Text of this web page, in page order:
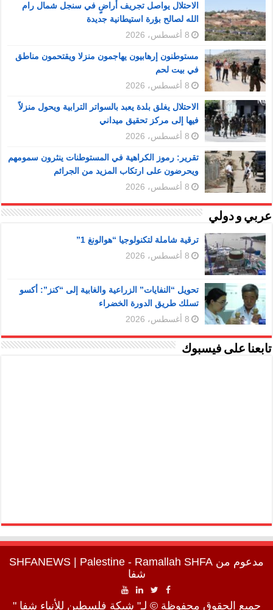
الاحتلال يواصل تجريف أراضٍ في سنجل شمال رام
الله لصالح بؤرة استيطانية جديدة
8 أغسطس، 2026
مستوطنون إرهابيون يهاجمون منزلا ويقتحمون مناطق
في بيت لحم
8 أغسطس، 2026
الاحتلال يغلق بلدة يعبد بالسواتر الترابية ويحول منزلاً
فيها إلى مركز تحقيق ميداني
8 أغسطس، 2026
تقرير: رموز الكراهية في المستوطنات ينثرون سمومهم
ويحرضون على ارتكاب المزيد من الجرائم
8 أغسطس، 2026
عربي و دولي
ترقية شاملة لتكنولوجيا “هوالونغ 1”
8 أغسطس، 2026
تحويل “النفايات” الزراعية والغابية إلى “كنز”: أكسو
تسلك طريق الدورة الخضراء
8 أغسطس، 2026
تابعنا على فيسبوك
مدعوم من SHFANEWS | Palestine - Ramallah SHFA
شفا
جميع الحقوق محفوظة © لـ" شبكة فلسطين للأنباء شفا "